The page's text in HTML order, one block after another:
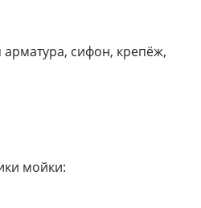
сифон, крепёж,
мойки: